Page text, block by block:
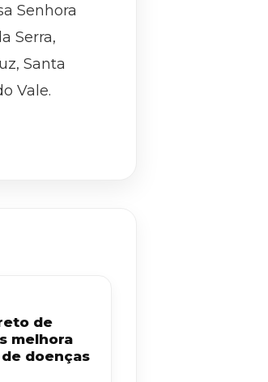
Senhora
Serra,
Santa
Vale.
de
melhora
doenças